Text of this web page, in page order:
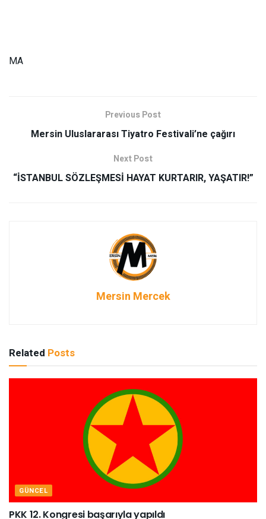
MA
Previous Post
Mersin Uluslararası Tiyatro Festivali’ne çağırı
Next Post
“İSTANBUL SÖZLEŞMESİ HAYAT KURTARIR, YAŞATIR!”
Mersin Mercek
Related Posts
GÜNCEL
PKK 12. Kongresi başarıyla yapıldı